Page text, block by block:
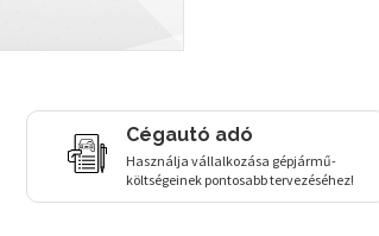
Cégautó adó
Használja vállalkozása gépjármű-
költségeinek pontosabb tervezéséhez!